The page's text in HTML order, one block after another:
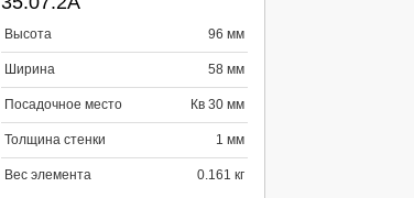
Высота 96 мм
Ширина 58 мм
Посадочное место Кв 30 мм
Толщина стенки 1 мм
Вес элемента 0.161 кг
Продолжить Отмена